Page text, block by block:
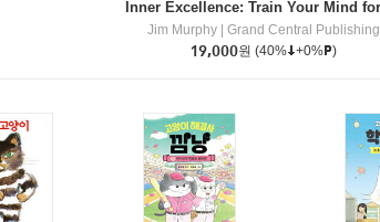
Jim Murphy
Grand Central Publishing
19,000원 (40% +0% )